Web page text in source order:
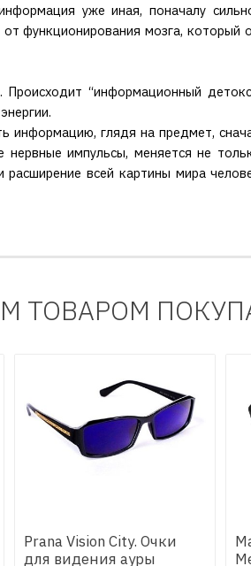
уже иная, поначалу
функционирования мозга, который
“информационный
информацию, глядя на предмет,
импульсы, меняется не
всей картины мира
ТОВАРОМ
Prana Vision City. Очки
для видения ауры